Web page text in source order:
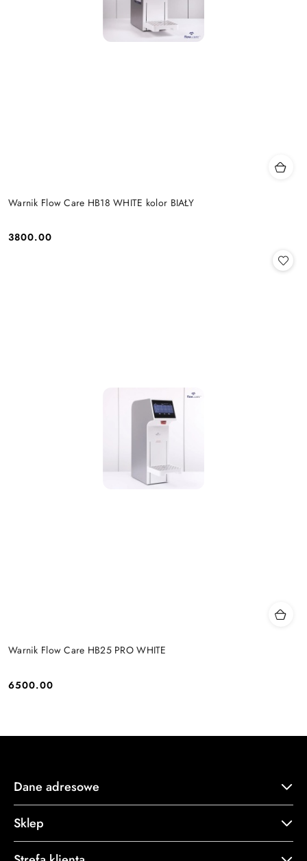
Warnik Flow Care HB18 WHITE kolor BIAŁY
Cena:
3800.00
Warnik Flow Care HB25 PRO WHITE
Cena:
6500.00
Dane adresowe
Sklep